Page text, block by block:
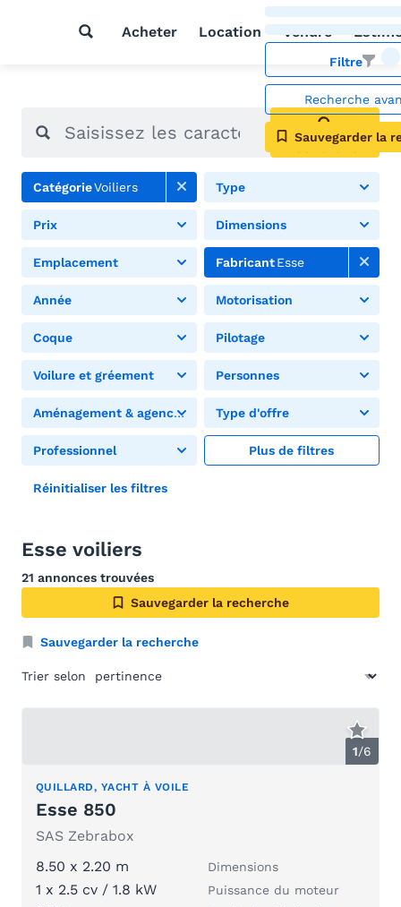
Acheter Location Vendre
Filtre
Recherche
Sauvegarder la
Rechercher
CatégorieVoiliers Type
Prix Dimensions
Emplacement FabricantEsse
Année Motorisation
Coque Pilotage
Voilure et gréement Personnes
Aménagement & agencement Type d'offre
Professionnel Plus de filtres
Réinitialiser les filtres
Esse voiliers
21 annonces trouvées
Sauvegarder la recherche
Sauvegarder la recherche
Trier selon
1/6
QUILLARD, YACHT À VOILE
Esse 850
SAS Zebrabox
8.50 x 2.20 m
Dimensions
1 x 2.5 cv / 1.8 kW Puissance du moteur